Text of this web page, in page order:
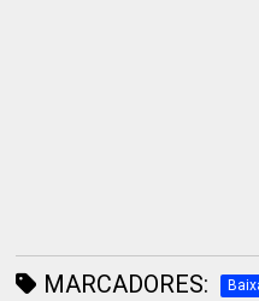
MARCADORES: